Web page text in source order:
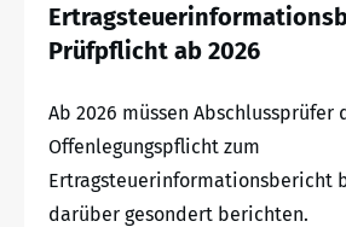
Prüfpflicht ab 2026
Ab 2026 müssen Abschlussprüfer
Offenlegungspflicht zum
Ertragsteuerinformationsbericht
darüber gesondert berichten.